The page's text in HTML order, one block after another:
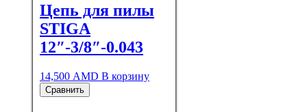
Цепь для пилы
STIGA
12″-3/8″-0.043
14,500 AMD В корзину
Сравнить